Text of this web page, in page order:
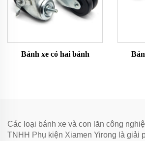
Bánh xe có hai bánh
Các loại bánh xe và con lăn công
TNHH Phụ kiện Xiamen Yirong là giải